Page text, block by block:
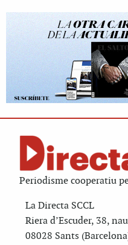
Periodisme cooperatiu
La Directa SCCL
Riera d’Escuder, 38,
08028 Sants